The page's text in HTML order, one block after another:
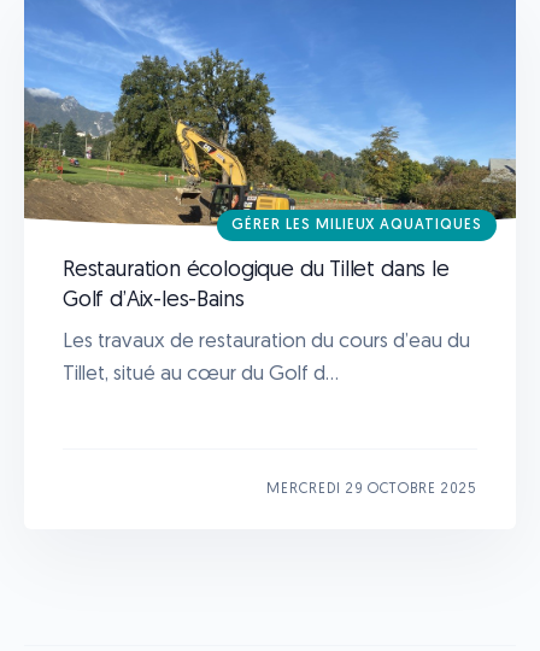
GÉRER LES MILIEUX AQUATIQUES
Restauration écologique du Tillet dans le
Golf d’Aix-les-Bains
Les travaux de restauration du cours d’eau du
Tillet, situé au cœur du Golf d...
MERCREDI 29 OCTOBRE 2025